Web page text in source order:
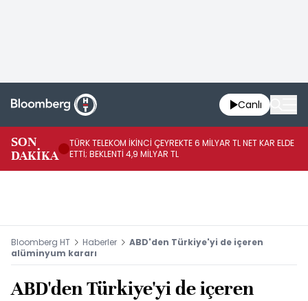
Canlı
SON
DAKİKA
TÜRK TELEKOM İKİNCİ ÇEYREKTE 6 MİLYAR TL NET KAR ELDE
ETTİ; BEKLENTİ 4,9 MİLYAR TL
Bloomberg HT Haberler
ABD'den Türkiye'yi de içeren
alüminyum kararı
ABD'den Türkiye'yi de içeren